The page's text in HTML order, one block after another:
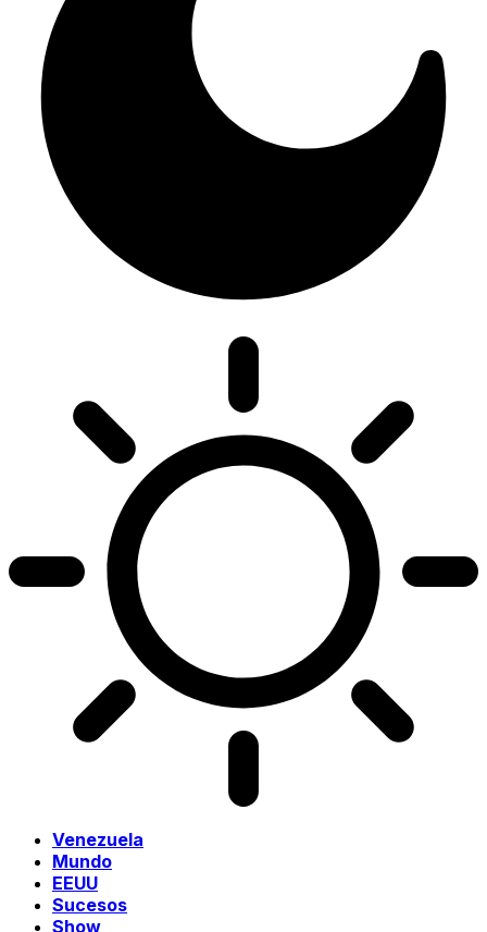
Venezuela
Mundo
EEUU
Sucesos
Show